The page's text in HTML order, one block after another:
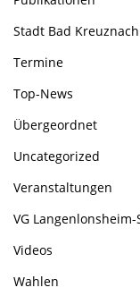
Stadt Bad Kreuznach
Termine
Top-News
Übergeordnet
Uncategorized
Veranstaltungen
VG
Videos
Wahlen